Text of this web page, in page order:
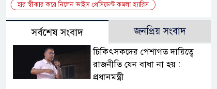
হার স্বীকার করে নিলেন ভাইস প্রেসিডেন্ট কমলা হ্যারিস
সর্বশেষ সংবাদ জনপ্রিয় সংবাদ
চিকিৎসকদের পেশাগত দায়িত্বে
রাজনীতি যেন বাধা না হয় :
প্রধানমন্ত্রী